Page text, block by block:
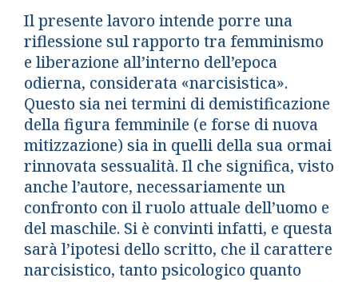
Il presente lavoro intende porre una
riflessione sul rapporto tra femminismo
e liberazione all’interno dell’epoca
odierna, considerata «narcisistica».
Questo sia nei termini di demistificazione
della figura femminile (e forse di nuova
mitizzazione) sia in quelli della sua ormai
rinnovata sessualità. Il che significa, visto
anche l’autore, necessariamente un
confronto con il ruolo attuale dell’uomo e
del maschile. Si è convinti infatti, e questa
sarà l’ipotesi dello scritto, che il carattere
narcisistico, tanto psicologico quanto